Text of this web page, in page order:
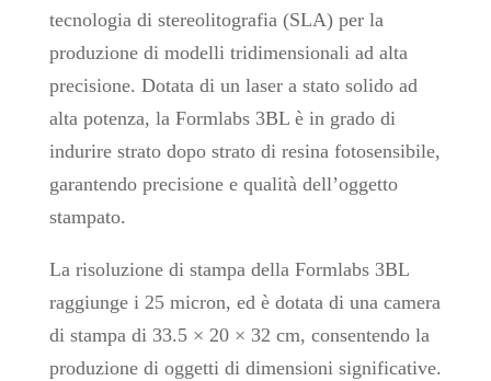
tecnologia di stereolitografia (SLA) per la
produzione di modelli tridimensionali ad alta
precisione. Dotata di un laser a stato solido ad
alta potenza, la Formlabs 3BL è in grado di
indurire strato dopo strato di resina fotosensibile,
garantendo precisione e qualità dell’oggetto
stampato.
La risoluzione di stampa della Formlabs 3BL
raggiunge i 25 micron, ed è dotata di una camera
di stampa di 33.5 × 20 × 32 cm, consentendo la
produzione di oggetti di dimensioni significative.